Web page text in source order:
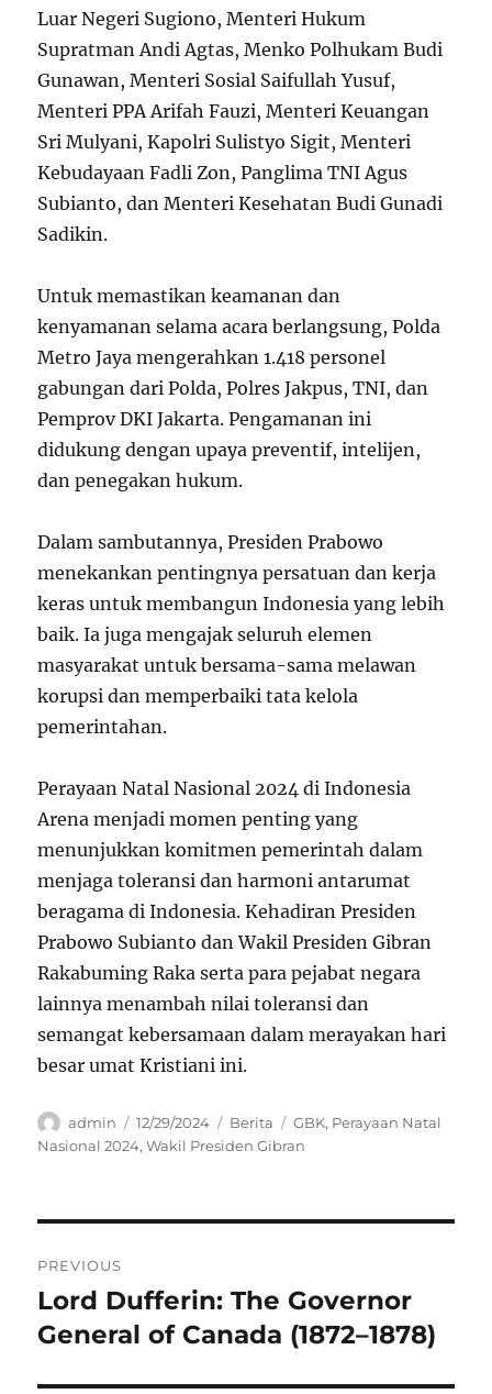
Luar Negeri Sugiono, Menteri Hukum
Supratman Andi Agtas, Menko Polhukam Budi
Gunawan, Menteri Sosial Saifullah Yusuf,
Menteri PPA Arifah Fauzi, Menteri Keuangan
Sri Mulyani, Kapolri Sulistyo Sigit, Menteri
Kebudayaan Fadli Zon, Panglima TNI Agus
Subianto, dan Menteri Kesehatan Budi Gunadi
Sadikin.
Untuk memastikan keamanan dan
kenyamanan selama acara berlangsung, Polda
Metro Jaya mengerahkan 1.418 personel
gabungan dari Polda, Polres Jakpus, TNI, dan
Pemprov DKI Jakarta. Pengamanan ini
didukung dengan upaya preventif, intelijen,
dan penegakan hukum.
Dalam sambutannya, Presiden Prabowo
menekankan pentingnya persatuan dan kerja
keras untuk membangun Indonesia yang lebih
baik. Ia juga mengajak seluruh elemen
masyarakat untuk bersama-sama melawan
korupsi dan memperbaiki tata kelola
pemerintahan.
Perayaan Natal Nasional 2024 di Indonesia
Arena menjadi momen penting yang
menunjukkan komitmen pemerintah dalam
menjaga toleransi dan harmoni antarumat
beragama di Indonesia. Kehadiran Presiden
Prabowo Subianto dan Wakil Presiden Gibran
Rakabuming Raka serta para pejabat negara
lainnya menambah nilai toleransi dan
semangat kebersamaan dalam merayakan hari
besar umat Kristiani ini.
Author
admin
Posted
on
12/29/2024 Categories
Berita Tags
GBK, Perayaan Natal
Nasional 2024,Wakil Presiden Gibran
pos
PREVIOUS
Previous
post:
Lord Dufferin: The Governor
General of Canada (1872–1878)